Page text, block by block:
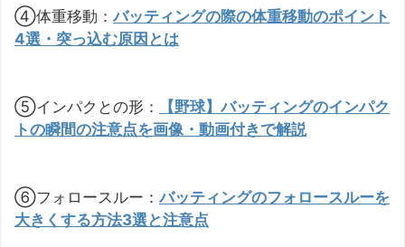
④体重移動：バッティングの際の体重移動のポイント
4選・突っ込む原因とは
⑤インパクとの形：
【野球】バッティングのインパク
トの瞬間の注意点を画像・動画付きで解説
⑥フォロースルー：バッティングのフォロースルーを
大きくする方法3選と注意点